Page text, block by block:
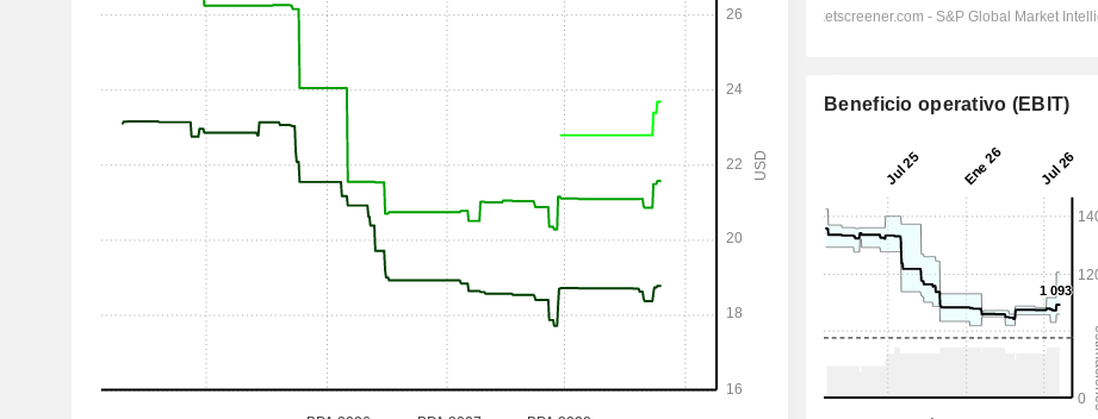
Beneficio operativo (EBIT)